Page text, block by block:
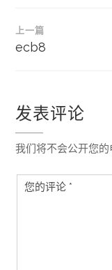
文
章
航
上一篇
ecb8
发表评论
我们将不会公开您的